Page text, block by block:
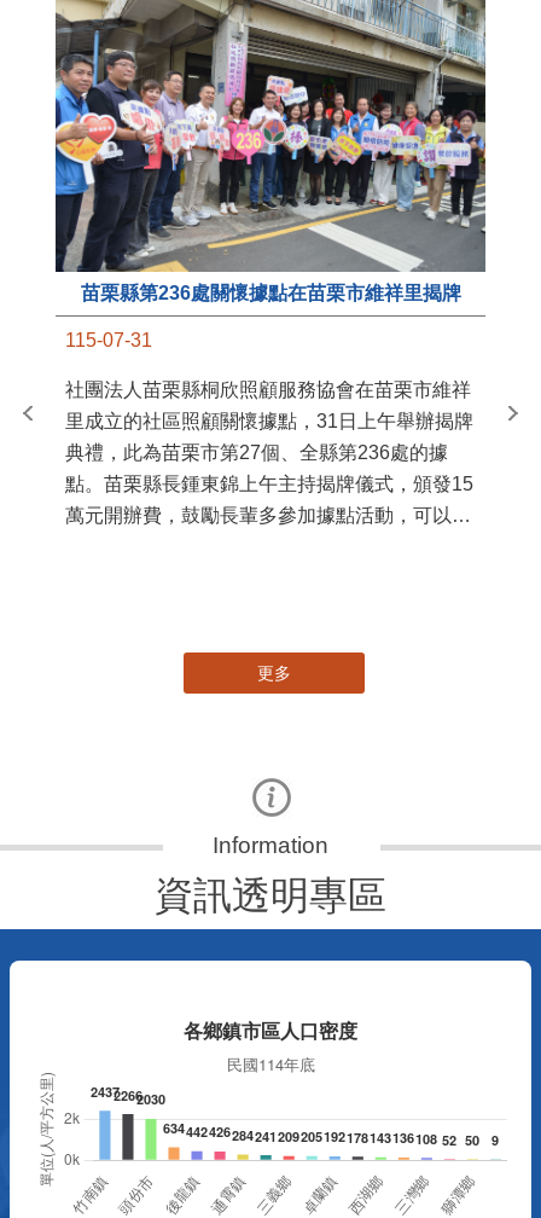
苗栗縣第236處關懷據點在苗栗市維祥里揭牌
115-07-31
社團法人苗栗縣桐欣照顧服務協會在苗栗市維祥
里成立的社區照顧關懷據點，31日上午舉辦揭牌
典禮，此為苗栗市第27個、全縣第236處的據
點。苗栗縣長鍾東錦上午主持揭牌儀式，頒發15
萬元開辦費，鼓勵長輩多參加據點活動，可以更
苗
更多
資訊透明專區